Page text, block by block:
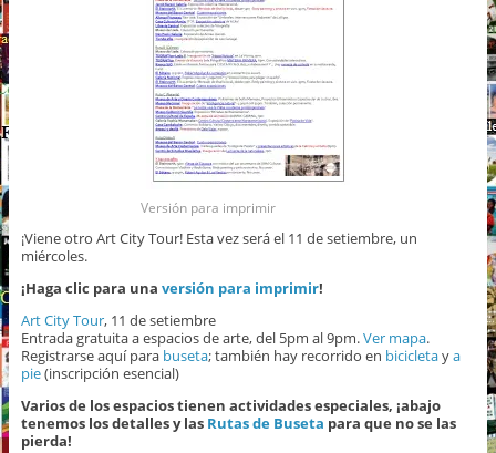
Versión para imprimir
¡Viene otro Art City Tour! Esta vez será el 11 de setiembre, un
miércoles.
¡Haga clic para una versión para imprimir!
Art City Tour, 11 de setiembre
Entrada gratuita a espacios de arte, del 5pm al 9pm.Ver mapa.
Registrarse aquí para buseta; también hay recorrido en bicicletaya
pie(inscripción esencial)
Varios de los espacios tienen actividades especiales, ¡abajo
tenemos los detalles y las Rutas de Buseta para que no se las
pierda!